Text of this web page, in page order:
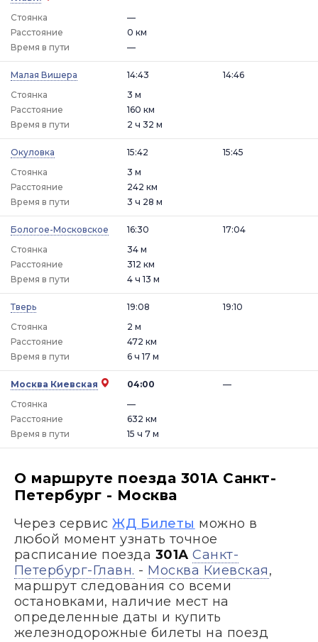
Стоянка —
Расстояние
0 км
Время в пути
—
Малая Вишера
14:43
Стоянка
3 м
14:46
Расстояние
160 км
Время в пути
2 ч 32 м
Окуловка
15:42
Стоянка
3 м
15:45
Расстояние
242 км
Время в пути
3 ч 28 м
Бологое-Московское
16:30
Стоянка
34 м
17:04
Расстояние
312 км
Время в пути
4 ч 13 м
Тверь
19:08
Стоянка
2 м
19:10
Расстояние
472 км
Время в пути
6 ч 17 м
Москва Киевская
04:00
Стоянка
—
—
Расстояние
632 км
Время в пути
15 ч 7 м
О маршруте поезда 301А Санкт-
Петербург - Москва
Через сервисЖД Билеты можно в
любой момент узнать точное
расписание поезда 301А Санкт-
Петербург-Главн. - Москва Киевская,
маршрут следования со всеми
остановками, наличие мест на
определенные даты и купить
железнодорожные билеты на поезд